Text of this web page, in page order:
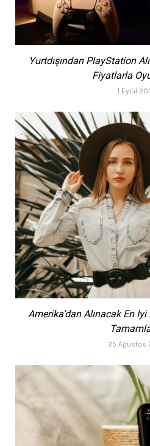
Yurtdışından PlayStation
Fiyatlarla
1 Eylül
Amerika’dan Alınacak En
25 Ağustos